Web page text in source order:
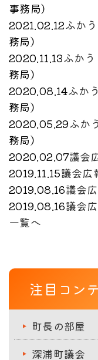
事務局）
2021.02.12ふか
務局）
2020.11.13ふか
務局）
2020.08.14ふか
務局）
2020.05.29ふか
務局）
2020.02.07議会
2019.11.15議会
2019.08.16議会
2019.08.16議会
一覧へ
注目コン
町長の部屋
深浦町議会